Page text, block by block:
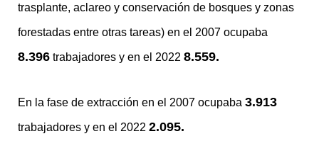
trasplante, aclareo y conservación de bosques y zonas
forestadas entre otras tareas) en el 2007 ocupaba
8.396 trabajadores y en el 2022 8.559.
En la fase de extracción en el 2007 ocupaba 3.913
trabajadores y en el 2022 2.095.